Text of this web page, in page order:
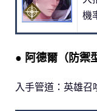
機
● 阿德爾（防禦
入手管道：英雄召